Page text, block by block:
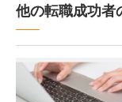
他の転職成功者